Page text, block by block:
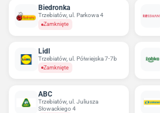
Biedronka
Trzebiatów, ul. Parkowa 4
Zamknięte
Lidl
Trzebiatów, ul. Półwiejska 7-7b
Zamknięte
ABC
Trzebiatów, ul. Juliusza
Słowackiego 4